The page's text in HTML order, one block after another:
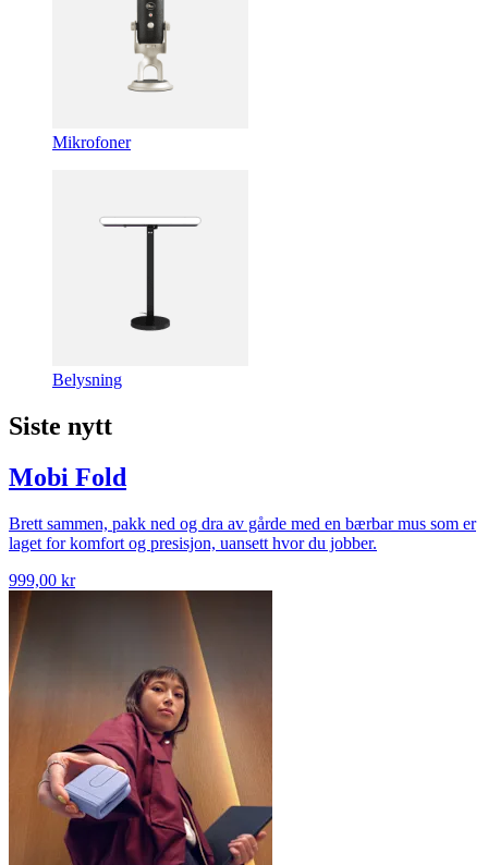
Mikrofoner
Belysning
Siste nytt
Mobi Fold
Brett sammen, pakk ned og dra av gårde med en bærbar mus som er
laget for komfort og presisjon, uansett hvor du jobber.
999,00 kr